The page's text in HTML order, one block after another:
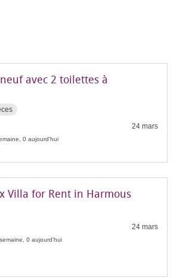
avec 2 toilettes à
24 mars
0 aujourd'hui
Villa for Rent in Harmous
24 mars
0 aujourd'hui